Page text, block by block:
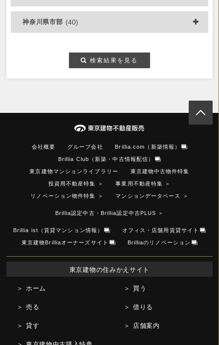
神奈川県市部 (40)
検索結果を見る
会社概要 グループ会社 Brillia.com（新築情報）
Brillia Club（新築・中古情報配信）
東京建物マンションライブラリー 東京建物中古物件特集
投資用不動産特集 ＞ 事業用不動産特集 ＞
リノベーション物件特集 ＞ マンションデータベース ＞
Brillia認定中古・Brillia認定中古PLUS ＞
Brillia ist（賃貸マンション情報） オフィス・店舗用賃貸サイト
東京建物Brilliaオーナーズサイト Brilliaのリノベーション
東京建物の住みかえサイト
＞ ホーム ＞ 買う
＞ 売る ＞ 借りる
＞ 貸す ＞ 店舗案内